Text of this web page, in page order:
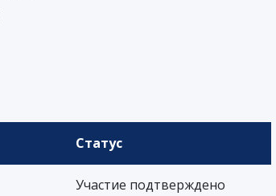
Статус
Участие подтверждено